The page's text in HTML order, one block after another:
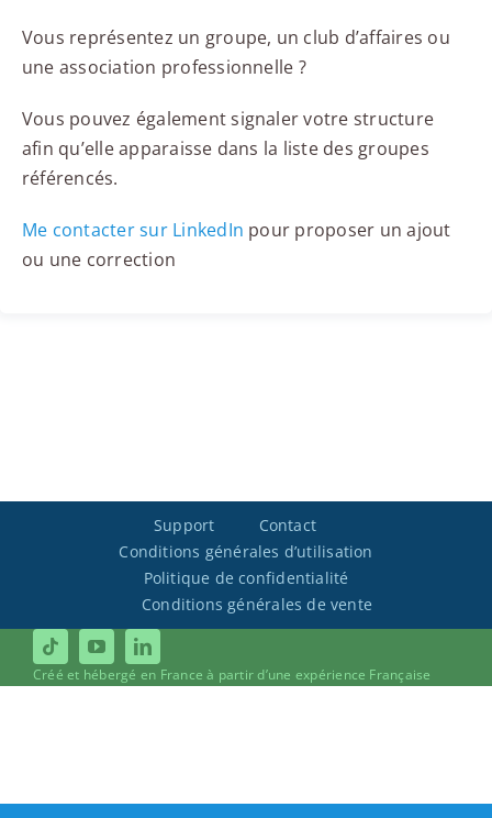
Vous représentez un groupe, un club d’affaires ou
une association professionnelle ?
Vous pouvez également signaler votre structure
afin qu’elle apparaisse dans la liste des groupes
référencés.
Me contacter sur LinkedIn pour proposer un ajout
ou une correction
Support
Contact
Conditions générales d’utilisation
Politique de confidentialité
Conditions générales de vente
Créé et hébergé en France à partir d’une expérience Française